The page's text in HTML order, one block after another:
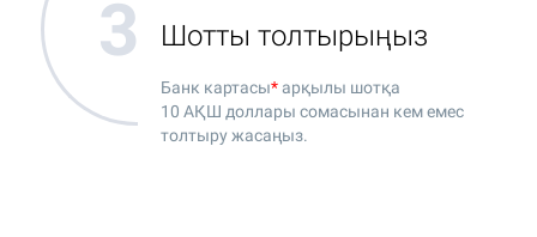
Шотты толтырыңыз
Банк картасы* арқылы шотқа
10 АҚШ доллары сомасынан кем емес
толтыру жасаңыз.